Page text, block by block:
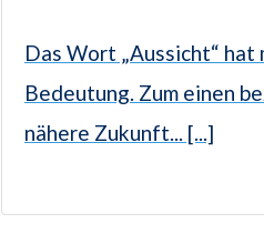
Das Wort „Aussicht“ hat
Bedeutung. Zum einen
nähere Zukunft... [...]